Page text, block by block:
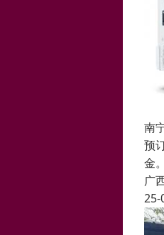
南
预
金
广
25-